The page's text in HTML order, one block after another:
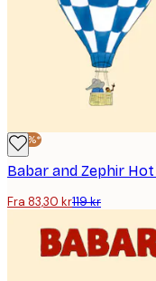
-30%*
Fra 83,30 kr119 kr